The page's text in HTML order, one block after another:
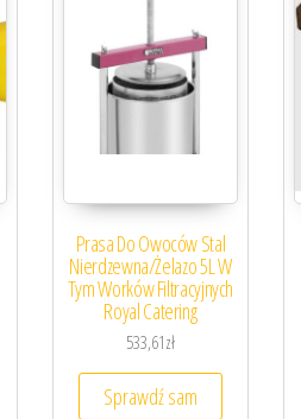
Prasa Do Owoców Stal
Nierdzewna/Żelazo 5L W
Tym Worków Filtracyjnych
Royal Catering
533,61zł
Sprawdź sam